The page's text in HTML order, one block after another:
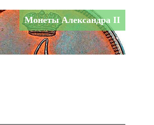
Монеты Александра II